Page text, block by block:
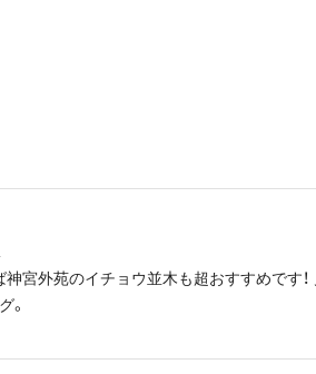
イチョウ並木も超おすすめです！ 見頃は黄色い絨毯になる
。